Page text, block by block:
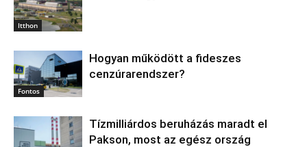
Itthon
Fontos
Hogyan működött a fideszes
cenzúrarendszer?
Tízmilliárdos beruházás maradt el
Pakson, most az egész ország